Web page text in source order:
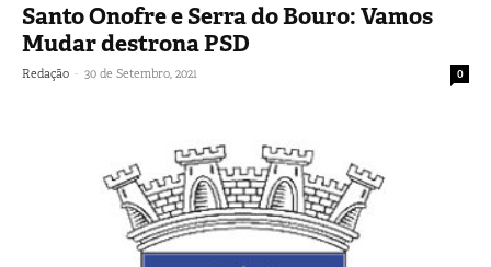
Santo Onofre e Serra do Bouro: Vamos
Mudar destrona PSD
Redação - 30 de Setembro, 2021 0